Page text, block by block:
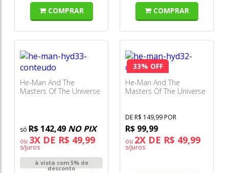
COMPRAR COMPRAR
He-Man And The
Masters Of The Universe
R$ 142,49 NO PIX
ou 3X DE R$ 49,99
s/juros
à vista com 5% de
desconto
33% OFF
He-Man And The
Masters Of The Universe
DE R$ 149,99 POR
R$ 99,99
ou 2X DE R$ 49,99
s/juros